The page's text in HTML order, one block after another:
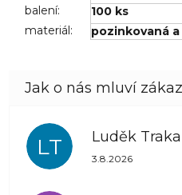
balení:
100 ks
materiál : pozinkovaná a
LT Luděk
Hodnocení
3.8.2026